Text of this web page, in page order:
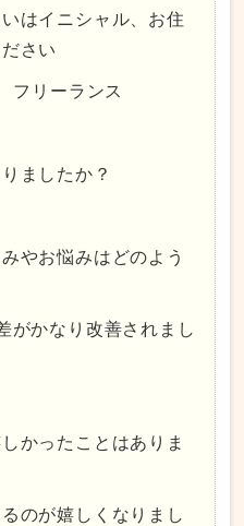
はイニシャル、お住
さい
リーランス
ましたか？
やお悩みはどのよう
がかなり改善されまし
かったことはありま
のが嬉しくなりまし